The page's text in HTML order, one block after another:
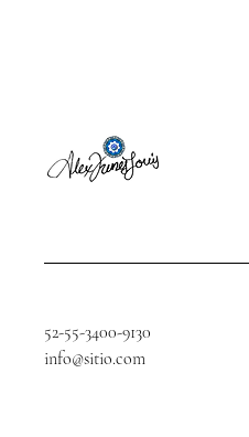
52-55-3400-9130
info@sitio.com